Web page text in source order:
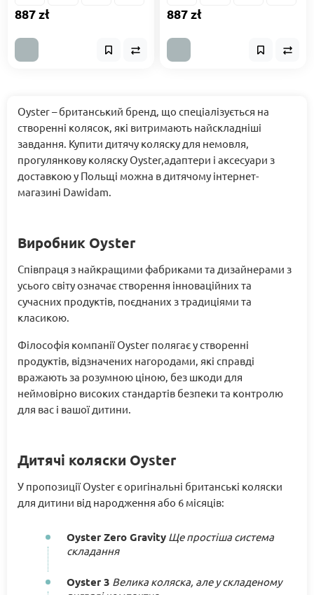
887 zł 887 zł
Oyster – британський бренд, що спеціалізується на
створенні колясок, які витримають найскладніші
завдання. Купити дитячу коляску для немовля,
прогулянкову коляску Oyster,адаптери і аксесуари з
доставкою у Польщі можна в дитячому інтернет-
магазині Dawidam.
Виробник Oyster
Співпраця з найкращими фабриками та дизайнерами з
усього світу означає створення інноваційних та
сучасних продуктів, поєднаних з традиціями та
класикою.
Філософія компанії Oyster полягає у створенні
продуктів, відзначених нагородами, які справді
вражають за розумною ціною, без шкоди для
неймовірно високих стандартів безпеки та контролю
для вас і вашої дитини.
Дитячі коляски Oyster
У пропозиції Oyster є оригінальні британські коляски
для дитини від народження або 6 місяців:
Oyster Zero Gravity Ще простіша система
складання
Oyster 3 Велика коляска, але у складеному